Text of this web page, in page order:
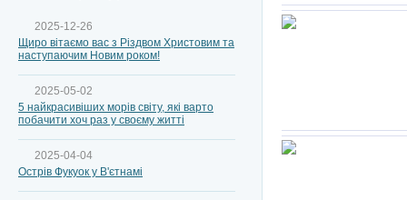
2025-12-26
Щиро вітаємо вас з Різдвом Христовим та
наступаючим Новим роком!
2025-05-02
5 найкрасивіших морів світу, які варто
побачити хоч раз у своєму житті
2025-04-04
Острів Фукуок у В'єтнамі